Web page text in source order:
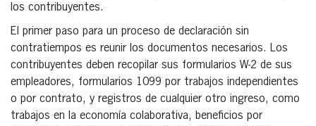
los contribuyentes.
El primer paso para un proceso de declaración sin
contratiempos es reunir los documentos necesarios. Los
contribuyentes deben recopilar sus formularios W-2 de sus
empleadores, formularios 1099 por trabajos independientes
o por contrato, y registros de cualquier otro ingreso, como
trabajos en la economía colaborativa, beneficios por